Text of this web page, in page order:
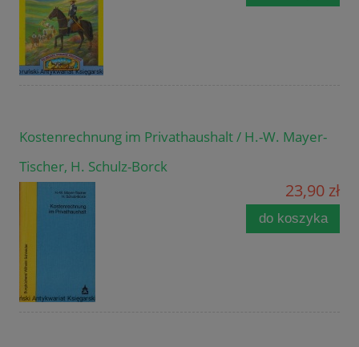
Kostenrechnung im Privathaushalt / H.-W. Mayer-
Tischer, H. Schulz-Borck
23,90 zł
do koszyka